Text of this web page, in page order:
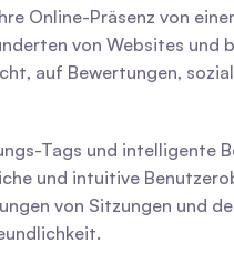
Online-Präsenz von
von Websites
auf Bewertungen,
Tags und intelligente
und intuitive
von Sitzungen und